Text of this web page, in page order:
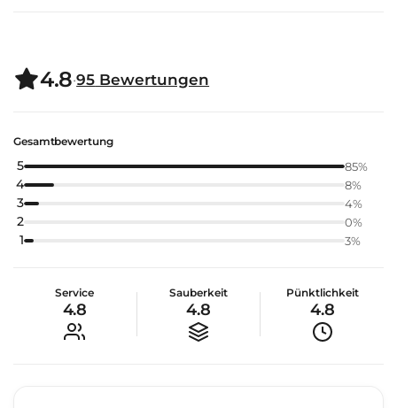
4.8·95 Bewertungen
Gesamtbewertung
5 85%
4 8%
3 4%
2 0%
1 3%
Service
4.8
Sauberkeit
4.8
Pünktlichkeit
4.8